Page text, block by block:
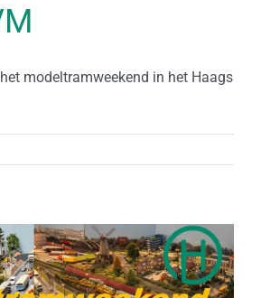
modeltramweekend in het Haags